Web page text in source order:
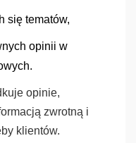
się tematów,
opinii w
opinie,
zwrotną i
klientów.